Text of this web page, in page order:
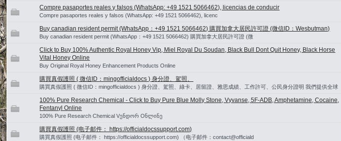
Compre pasaportes reales y falsos (WhatsApp: +49 1521 5066462), licencias de conducir
Compre pasaportes reales y falsos (WhatsApp: +49 1521 5066462), licenc
Buy canadian resident permit (WhatsApp：+49 1521 5066462) 購買加拿大居民許可證 (微信ID：Wesbutman)
Buy canadian resident permit (WhatsApp：+49 1521 5066462) 購買加拿大居民許可證 (微
Click to Buy 100% Authentic Royal Honey Vip, Miel Royal Du Soudan, Black Bull Dont Quit Honey, Black Horse
Vital Honey Online
Buy Original Royal Honey Enhancement Products Online
購買真假護照 ( 微信ID：mingofficialdocs ) 身分證、駕照、
購買真假護照 ( 微信ID：mingofficialdocs ) 身分證、駕照、綠卡、居留證、雅思成績、工作許可、公民身分證明 我們提供全球
100% Pure Research Chemical - Click to Buy Pure Blue Molly Stone, Vyvanse, 5F-ADB, Amphetamine, Cocaine,
Fentanyl Online
100% Pure Research Chemical Vენდორ Oნლინე
購買真假護照 (电子邮件： https://officialdocssupport.com)
購買真假護照 (电子邮件： https://officialdocssupport.com) （电子邮件：contact@officiald